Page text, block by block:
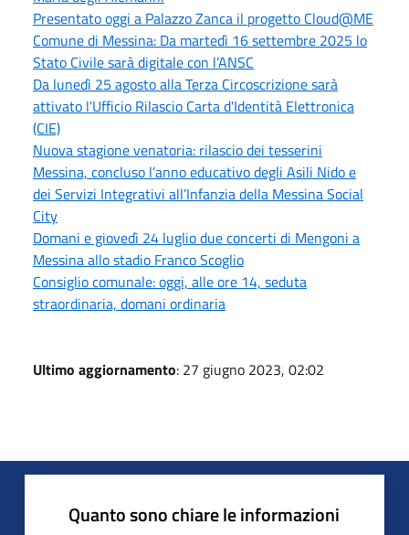
Presentato oggi a Palazzo Zanca il progetto Cloud@ME
Comune di Messina: Da martedì 16 settembre 2025 lo
Stato Civile sarà digitale con l’ANSC
Da lunedì 25 agosto alla Terza Circoscrizione sarà
attivato l'Ufficio Rilascio Carta d'Identità Elettronica
(CIE)
Nuova stagione venatoria: rilascio dei tesserini
Messina, concluso l’anno educativo degli Asili Nido e
dei Servizi Integrativi all’Infanzia della Messina Social
City
Domani e giovedì 24 luglio due concerti di Mengoni a
Messina allo stadio Franco Scoglio
Consiglio comunale: oggi, alle ore 14, seduta
straordinaria, domani ordinaria
Ultimo aggiornamento: 27 giugno 2023, 02:02
Quanto sono chiare le informazioni